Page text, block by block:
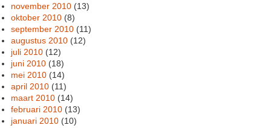
november 2010 (13)
oktober 2010 (8)
september 2010 (11)
augustus 2010 (12)
juli 2010 (12)
juni 2010 (18)
mei 2010 (14)
april 2010 (11)
maart 2010 (14)
februari 2010 (13)
januari 2010 (10)